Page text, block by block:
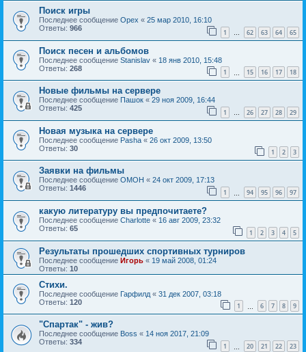
Поиск игры
Последнее сообщение Орех « 25 мар 2010, 16:10
Ответы: 966 1 … 62 63 64 65
Поиск песен и альбомов
Последнее сообщение Stanislav « 18 янв 2010, 15:48
Ответы: 268 1 15 16 17 18
Новые фильмы на сервере
Последнее сообщение Пашок « 29 ноя 2009, 16:44
Ответы: 425 1 … 26 27 28 29
Новая музыка на сервере
Последнее сообщение Pasha « 26 окт 2009, 13:50
Ответы: 30 1 2 3
Заявки на фильмы
Последнее сообщение OMOH « 24 окт 2009, 17:13
Ответы: 1446 1 94 95 96 97
какую литературу вы предпочитаете?
Последнее сообщение Charlotte « 16 авг 2009, 23:32
Ответы: 65 1 2 3 4 5
Результаты прошедших спортивных турниров
Последнее сообщение Игорь « 19 май 2008, 01:24
Ответы: 10
Стихи.
Последнее сообщение Гарфилд « 31 дек 2007, 03:18
Ответы: 120 1 6 7 8 9
"Спартак" - жив?
Последнее сообщение Boss « 14 ноя 2017, 21:09
Ответы: 334 1 20 21 22 23